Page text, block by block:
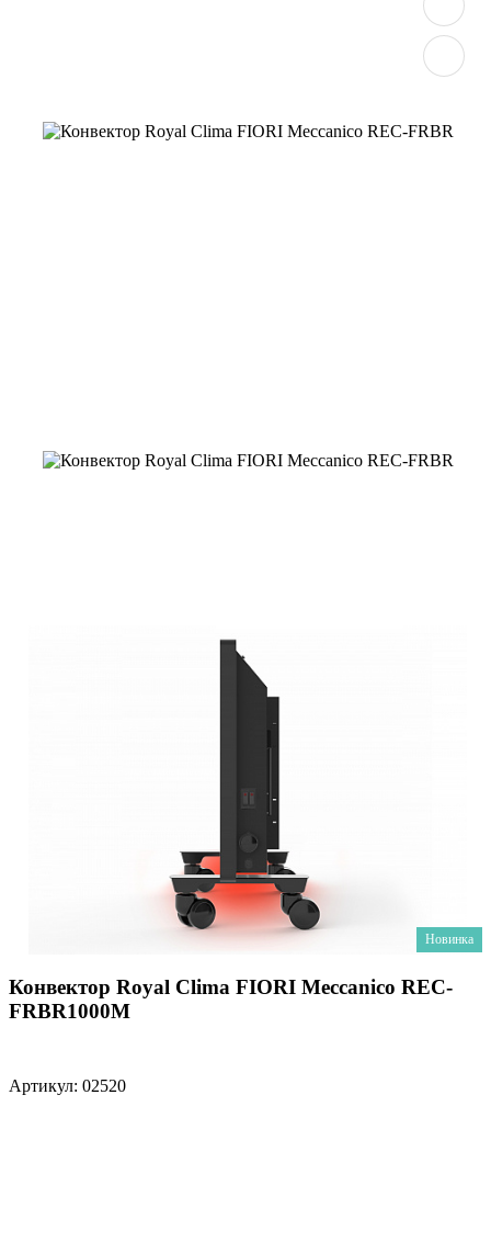
Новинка
Конвектор Royal Clima FIORI Meccanico REC-
FRBR1000M
Артикул: 02520